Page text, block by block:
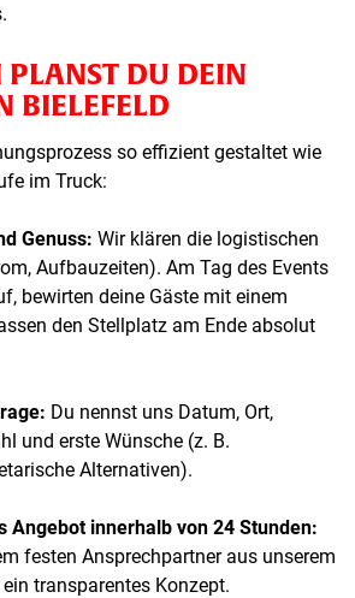
PLANST DU DEIN
BIELEFELD
so effizient gestaltet wie
im Truck:
Genuss: Wir klären die logistischen
Aufbauzeiten). Am Tag des Events
bewirten deine Gäste mit einem
den Stellplatz am Ende absolut
Du nennst uns Datum, Ort,
und erste Wünsche (z. B.
Alternativen).
Angebot innerhalb von 24 Stunden:
festen Ansprechpartner aus unserem
transparentes Konzept.